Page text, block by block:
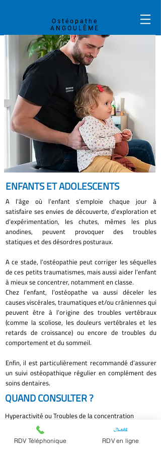
Ostéopathe
ANGOULÊME
ENFANTS ET ADOLESCENTS
A l’âge où l’enfant s’emploie chaque jour à
satisfaire ses envies de découverte, d’exploration et
d’expérimentation, les chutes, mêmes les plus
anodines, peuvent provoquer des troubles
statiques et des désordres posturaux.
A ce stade, l’ostéopathie peut corriger les séquelles
de ces petits traumatismes, mais aussi aider l’enfant
à mieux se concentrer, notamment en classe.
Chez l’enfant, l’ostéopathe va aussi déceler les
causes viscérales, traumatiques et/ou crâniennes qui
peuvent être à l’origine des troubles vertébraux
(comme la scoliose, les douleurs vertébrales et les
retards de croissance) ou encore de troubles du
comportement et du sommeil.
Enfin, il est particulièrement recommandé d’assurer
un suivi ostéopathique régulier en complément des
soins dentaires.
QUAND CONSULTER ?
Hyperactivité ou Troubles de la concentration
Troubles du sommeil
RDV Téléphonique RDV en ligne